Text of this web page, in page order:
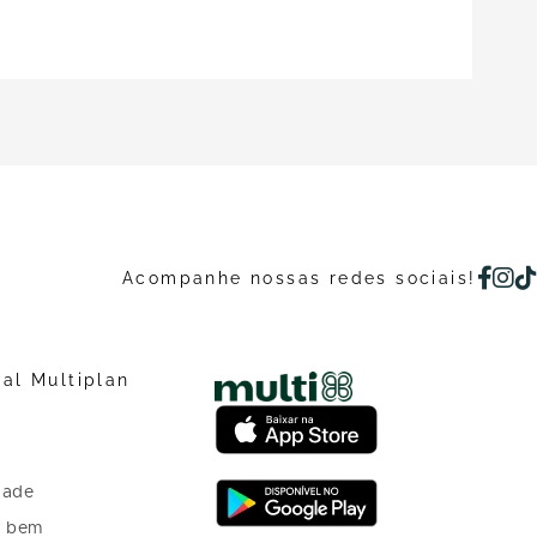
Acompanhe nossas redes sociais!
Multiplan
bem